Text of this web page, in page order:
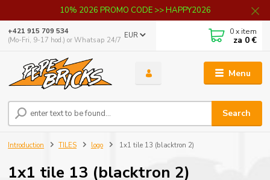
10% 2026 PROMO CODE >> HAPPY2026
Menu
EUR
Search
+421 915 709 534
(Mo-Fri, 9-17 hod.) or Whatsap 24/7
0x item
za 0 €
Introduction TILES logo 1x1 tile 13 (blacktron 2)
1x1 tile 13 (blacktron 2)